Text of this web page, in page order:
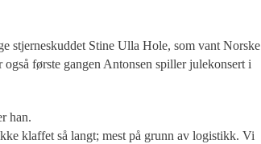
stjerneskuddet Stine Ulla Hole, som vant Norske
første gangen Antonsen spiller julekonsert i
han.
klaffet så langt; mest på grunn av logistikk. Vi